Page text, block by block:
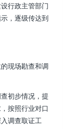
设行政主管部门
，逐级传达到
的现场勘查和调
初步情况，提
，按照行业对口
入调查取证工